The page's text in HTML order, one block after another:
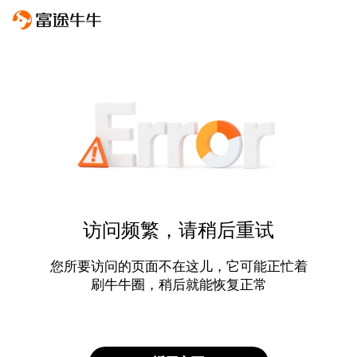
访问频繁，请稍后重试
您所要访问的页面不在这儿，它可能正忙着
刷牛牛圈，稍后就能恢复正常